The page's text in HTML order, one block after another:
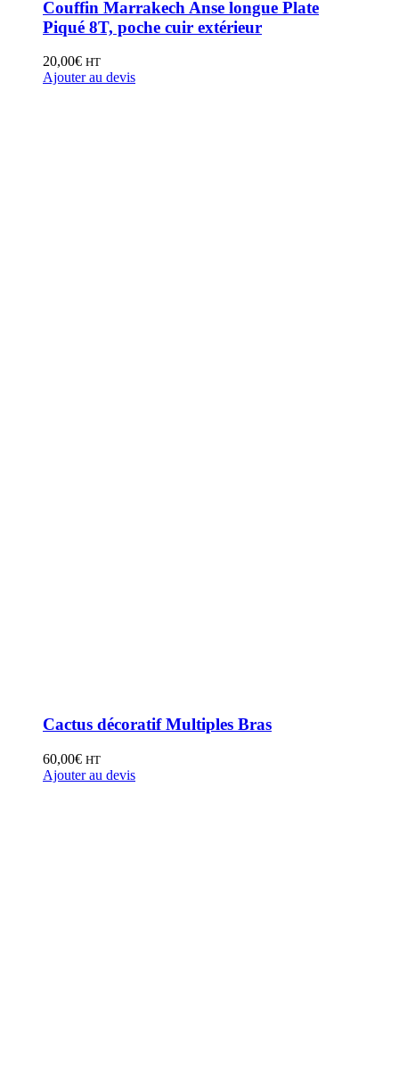
Couffin Marrakech Anse longue Plate
Piqué 8T, poche cuir extérieur
20,00€ HT
Ajouter au devis
Cactus décoratif Multiples Bras
60,00€ HT
Ajouter au devis